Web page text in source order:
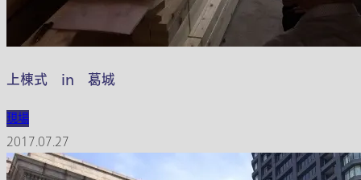
上棟式 in 葛城
現場
2017.07.27